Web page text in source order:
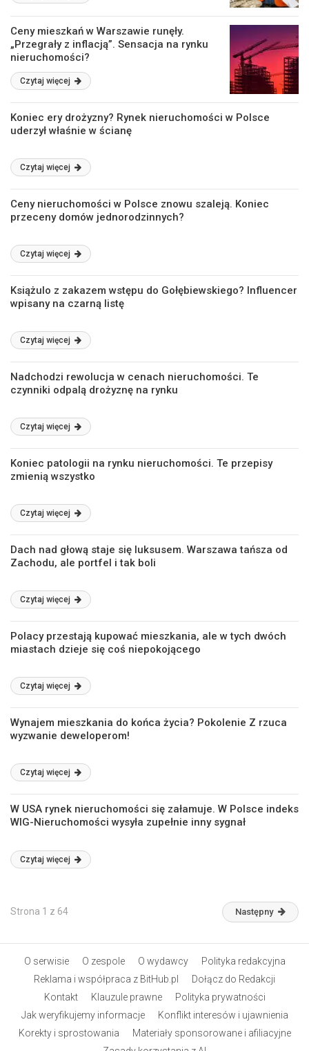
Ceny mieszkań w Warszawie runęły.
„Przegrały z inflacją”. Sensacja na rynku
nieruchomości?
Czytaj więcej
Koniec ery drożyzny? Rynek nieruchomości w Polsce
uderzył właśnie w ścianę
Czytaj więcej
Ceny nieruchomości w Polsce znowu szaleją. Koniec
przeceny domów jednorodzinnych?
Czytaj więcej
Książulo z zakazem wstępu do Gołębiewskiego? Influencer
wpisany na czarną listę
Czytaj więcej
Nadchodzi rewolucja w cenach nieruchomości. Te
czynniki odpalą drożyznę na rynku
Czytaj więcej
Koniec patologii na rynku nieruchomości. Te przepisy
zmienią wszystko
Czytaj więcej
Dach nad głową staje się luksusem. Warszawa tańsza od
Zachodu, ale portfel i tak boli
Czytaj więcej
Polacy przestają kupować mieszkania, ale w tych dwóch
miastach dzieje się coś niepokojącego
Czytaj więcej
Wynajem mieszkania do końca życia? Pokolenie Z rzuca
wyzwanie deweloperom!
Czytaj więcej
W USA rynek nieruchomości się załamuje. W Polsce indeks
WIG-Nieruchomości wysyła zupełnie inny sygnał
Czytaj więcej
Strona 1 z 64 Następny
O serwisie O zespole O wydawcy
Polityka redakcyjna
Reklama i współpraca z BitHub.pl
Dołącz do Redakcji
Kontakt
Klauzule prawne
Polityka prywatności
Jak weryfikujemy informacje
Konflikt interesów i ujawnienia
Korekty i sprostowania
Materiały sponsorowane i afiliacyjne